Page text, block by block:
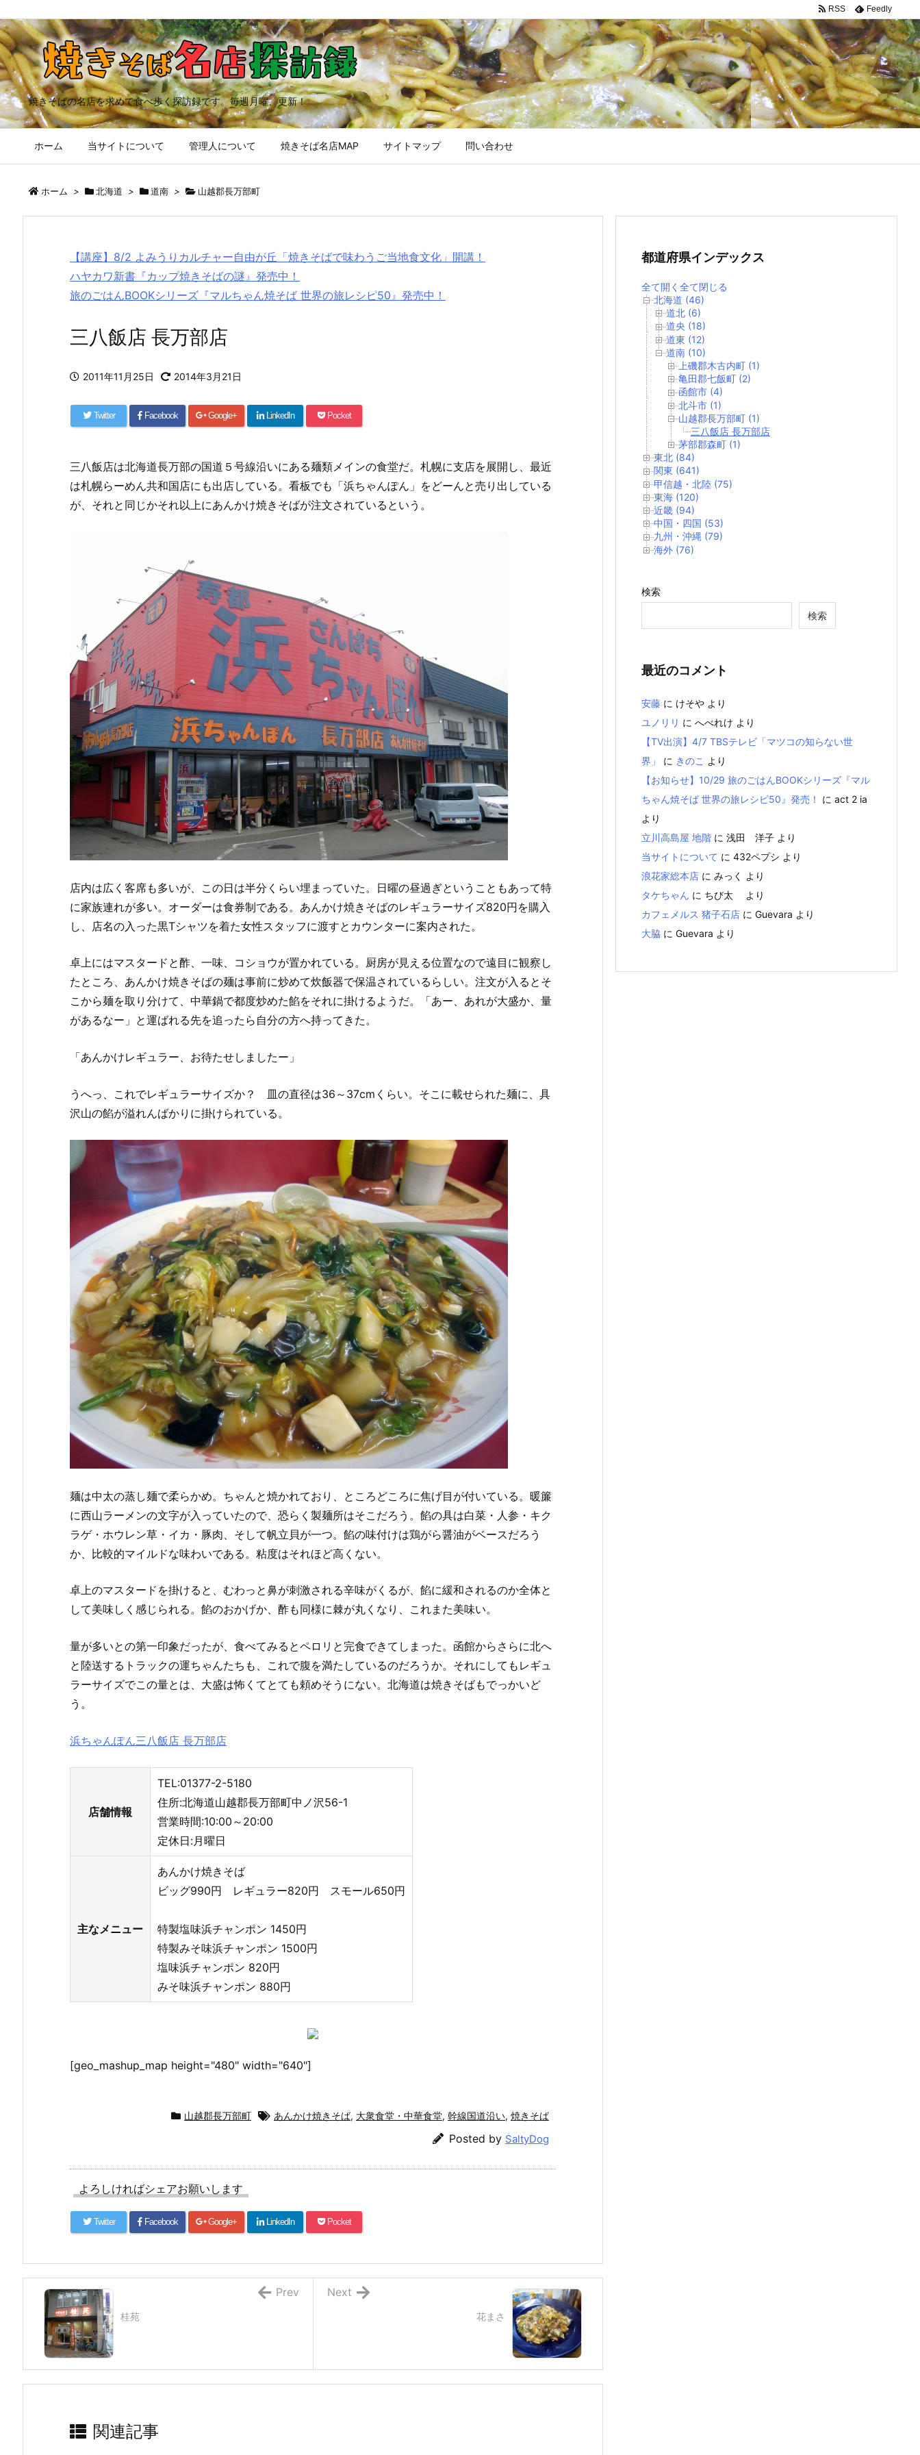
焼きそばの名店を求めて食べ歩く探訪録です。毎週月曜、更新！
ホーム 当サイトについて 管理人について 焼きそば名店MAP サイトマップ 問い合わせ
RSS Feedly
ホーム > 北海道 > 道南 > 山越郡長万部町
【講座】8/2 よみうりカルチャー自由が丘「焼きそばで味わうご当地食文化」開講！
ハヤカワ新書『カップ焼きそばの謎』発売中！
旅のごはんBOOKシリーズ『マルちゃん焼そば 世界の旅レシピ50』発売中！
三八飯店 長万部店
2011年11月25日 2014年3月21日
Twitter Facebook Google+ LinkedIn Pocket
三八飯店は北海道長万部の国道５号線沿いにある麺類メインの食堂だ。札幌に支店を展開し、最近
は札幌らーめん共和国店にも出店している。看板でも「浜ちゃんぽん」をどーんと売り出している
が、それと同じかそれ以上にあんかけ焼きそばが注文されているという。
店内は広く客席も多いが、この日は半分くらい埋まっていた。日曜の昼過ぎということもあって特
に家族連れが多い。オーダーは食券制である。あんかけ焼きそばのレギュラーサイズ820円を購入
し、店名の入った黒Tシャツを着た女性スタッフに渡すとカウンターに案内された。
卓上にはマスタードと酢、一味、コショウが置かれている。厨房が見える位置なので遠目に観察し
たところ、あんかけ焼きそばの麺は事前に炒めて炊飯器で保温されているらしい。注文が入るとそ
こから麺を取り分けて、中華鍋で都度炒めた餡をそれに掛けるようだ。「あー、あれが大盛か、量
があるなー」と運ばれる先を追ったら自分の方へ持ってきた。
「あんかけレギュラー、お待たせしましたー」
うへっ、これでレギュラーサイズか？ 皿の直径は36～37cmくらい。そこに載せられた麺に、具
沢山の餡が溢れんばかりに掛けられている。
麺は中太の蒸し麺で柔らかめ。ちゃんと焼かれており、ところどころに焦げ目が付いている。暖簾
に西山ラーメンの文字が入っていたので、恐らく製麺所はそこだろう。餡の具は白菜・人参・キク
ラゲ・ホウレン草・イカ・豚肉、そして帆立貝が一つ。餡の味付けは鶏がら醤油がベースだろう
か、比較的マイルドな味わいである。粘度はそれほど高くない。
卓上のマスタードを掛けると、むわっと鼻が刺激される辛味がくるが、餡に緩和されるのか全体と
して美味しく感じられる。餡のおかげか、酢も同様に棘が丸くなり、これまた美味い。
量が多いとの第一印象だったが、食べてみるとペロリと完食できてしまった。函館からさらに北へ
と陸送するトラックの運ちゃんたちも、これで腹を満たしているのだろうか。それにしてもレギュ
ラーサイズでこの量とは、大盛は怖くてとても頼めそうにない。北海道は焼きそばもでっかいど
う。
浜ちゃんぽん三八飯店 長万部店
店舗情報
TEL:01377-2-5180
住所:北海道山越郡長万部町中ノ沢56-1
営業時間:10:00～20:00
定休日:月曜日
主なメニュー
あんかけ焼きそば
ビッグ990円 レギュラー820円 スモール650円
特製塩味浜チャンポン 1450円
特製みそ味浜チャンポン 1500円
塩味浜チャンポン 820円
みそ味浜チャンポン 880円
[geo_mashup_map height="480" width="640"]
山越郡長万部町 あんかけ焼きそば, 大衆食堂・中華食堂, 幹線国道沿い, 焼きそば
Posted by SaltyDog
よろしければシェアお願いします
Twitter Facebook Google+ LinkedIn Pocket
花まさ
Next
桂苑
Prev
関連記事
都道府県インデックス
全て開く 全て閉じる
北海道 (46)
道北 (6)
道央 (18)
道東 (12)
道南 (10)
上磯郡木古内町 (1)
亀田郡七飯町 (2)
函館市 (4)
北斗市 (1)
山越郡長万部町 (1)
三八飯店 長万部店
茅部郡森町 (1)
東北 (84)
関東 (641)
甲信越・北陸 (75)
東海 (120)
近畿 (94)
中国・四国 (53)
九州・沖縄 (79)
海外 (76)
検索
検索
最近のコメント
安藤 に けそや より
ユノリリ に へべれけ より
【TV出演】4/7 TBSテレビ「マツコの知らない世
界」
に きのこ より
【お知らせ】10/29 旅のごはんBOOKシリーズ『マル
ちゃん焼そば 世界の旅レシピ50』発売！
に act 2 ia
より
立川高島屋 地階 に 浅田 洋子 より
当サイトについて に 432ペプシ より
浪花家総本店 に みっく
より
タケちゃん に ちび太
より
カフェメルス 猪子石店 に Guevara より
大脇 に Guevara より